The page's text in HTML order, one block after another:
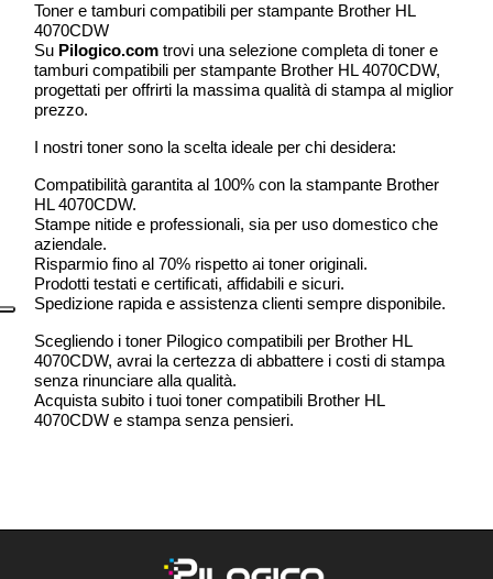
Toner e tamburi compatibili per stampante Brother HL
4070CDW
Su Pilogico.com trovi una selezione completa di toner e
tamburi compatibili per stampante Brother HL 4070CDW,
progettati per offrirti la massima qualità di stampa al miglior
prezzo.
I nostri toner sono la scelta ideale per chi desidera:
Compatibilità garantita al 100% con la stampante Brother
HL 4070CDW.
Stampe nitide e professionali, sia per uso domestico che
aziendale.
Risparmio fino al 70% rispetto ai toner originali.
Prodotti testati e certificati, affidabili e sicuri.
Spedizione rapida e assistenza clienti sempre disponibile.
Scegliendo i toner Pilogico compatibili per Brother HL
4070CDW, avrai la certezza di abbattere i costi di stampa
senza rinunciare alla qualità.
Acquista subito i tuoi toner compatibili Brother HL
4070CDW e stampa senza pensieri.